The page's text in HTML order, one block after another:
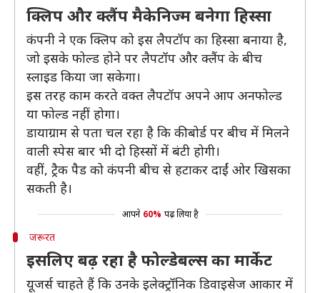
क्लिप और क्लैंप मैकेनिज्म बनेगा हिस्सा
कंपनी ने एक क्लिप को इस लैपटॉप का हिस्सा बनाया है,
जो इसके फोल्ड होने पर लैपटॉप और क्लैंप के बीच
स्लाइड किया जा सकेगा।
इस तरह काम करते वक्त लैपटॉप अपने आप अनफोल्ड
या फोल्ड नहीं होगा।
डायाग्राम से पता चल रहा है कि कीबोर्ड पर बीच में मिलने
वाली स्पेस बार भी दो हिस्सों में बंटी होगी।
वहीं, ट्रैक पैड को कंपनी बीच से हटाकर दाईं ओर खिसका
सकती है।
आपने 60% पढ़ लिया है
जरूरत
इसलिए बढ़ रहा है फोल्डेबल्स का मार्केट
यूजर्स चाहते हैं कि उनके इलेक्ट्रॉनिक डिवाइसेज आकार में